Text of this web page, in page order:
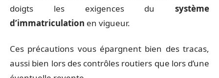
doigts les exigences du système
d’immatriculation en vigueur.
Ces précautions vous épargnent bien des tracas,
aussi bien lors des contrôles routiers que lors d’une